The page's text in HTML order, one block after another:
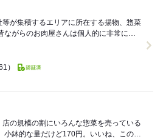
が集積するエリアに所在する揚物、惣菜
）
の規模の割にいろんな惣菜を売っている